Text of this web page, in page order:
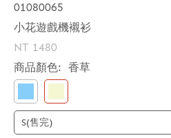
01080065
小花遊戲機襯衫
NT 1480
商品顏色: 香草